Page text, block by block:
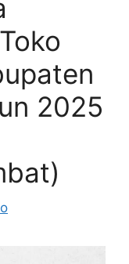
2025